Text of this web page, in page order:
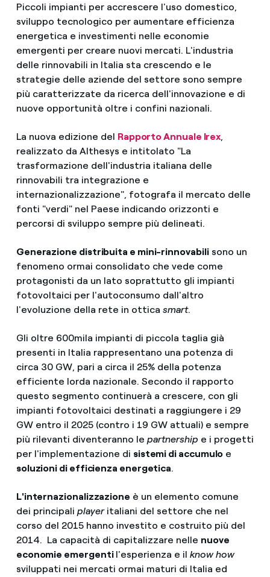
Piccoli impianti per accrescere l'uso domestico,
sviluppo tecnologico per aumentare efficienza
energetica e investimenti nelle economie
emergenti per creare nuovi mercati. L'industria
delle rinnovabili in Italia sta crescendo e le
strategie delle aziende del settore sono sempre
più caratterizzate da ricerca dell'innovazione e di
nuove opportunità oltre i confini nazionali.
La nuova edizione del Rapporto Annuale Irex,
realizzato da Althesys e intitolato "La
trasformazione dell'industria italiana delle
rinnovabili tra integrazione e
internazionalizzazione", fotografa il mercato delle
fonti "verdi" nel Paese indicando orizzonti e
percorsi di sviluppo sempre più delineati.
Generazione distribuita e mini-rinnovabilisono un
fenomeno ormai consolidato che vede come
protagonisti da un lato soprattutto gli impianti
fotovoltaici per l'autoconsumo dall'altro
l'evoluzione della rete in ottica smart.
Gli oltre 600mila impianti di piccola taglia già
presenti in Italia rappresentano una potenza di
circa 30 GW, pari a circa il 25% della potenza
efficiente lorda nazionale. Secondo il rapporto
questo segmento continuerà a crescere, con gli
impianti fotovoltaici destinati a raggiungere i 29
GW entro il 2025 (contro i 19 GW attuali) e sempre
più rilevanti diventeranno le partnership e i progetti
per l'implementazione di sistemi di accumulo e
soluzioni di efficienza energetica.
L'internazionalizzazione è un elemento comune
dei principali playeritaliani del settore che nel
corso del 2015 hanno investito e costruito più del
2014. La capacità di capitalizzare nelle nuove
economie emergentil'esperienza e ilknow how
sviluppati nei mercati ormai maturi di Italia ed